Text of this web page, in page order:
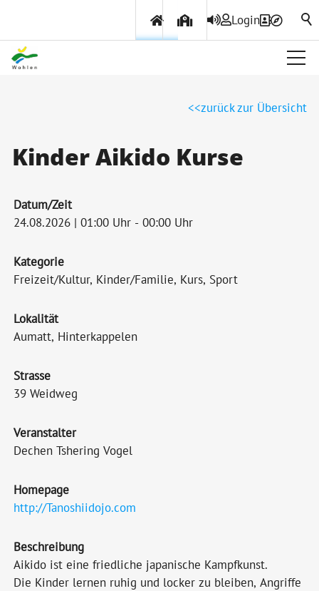
Login
Politik & Verwaltung
Themen & Services
zurück zur Übersicht
Kinder Aikido Kurse
Datum/Zeit
24.08.2026 | 01:00 Uhr - 00:00 Uhr
Kategorie
Freizeit/Kultur, Kinder/Familie, Kurs, Sport
Lokalität
Aumatt, Hinterkappelen
Strasse
39 Weidweg
Veranstalter
Dechen Tshering Vogel
Homepage
http://Tanoshiidojo.com
Beschreibung
Aikido ist eine friedliche japanische Kampfkunst.
Die Kinder lernen ruhig und locker zu bleiben, Angriffe